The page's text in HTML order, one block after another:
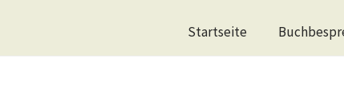
Startseite